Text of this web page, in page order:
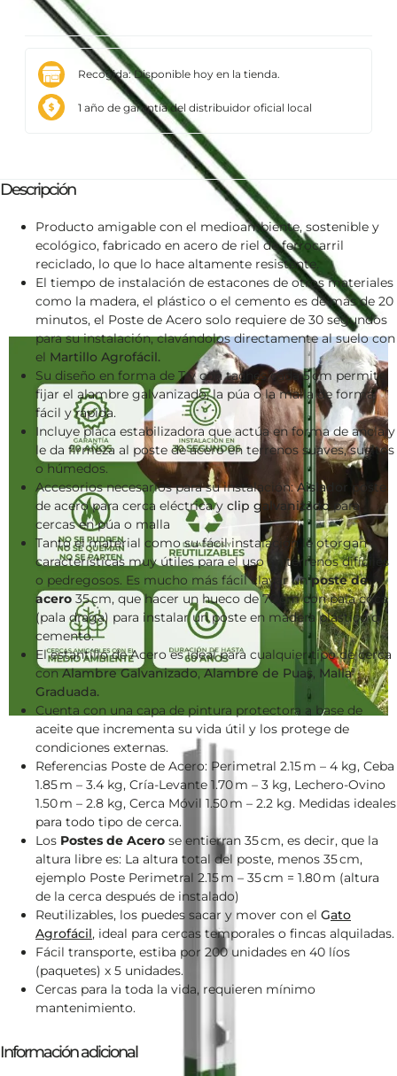
Recogida: Disponible hoy en la tienda.
1 año de garantía del distribuidor oficial local
Descripción
Producto amigable con el medioambiente, sostenible y
ecológico, fabricado en acero de riel de ferrocarril
reciclado, lo que lo hace altamente resistente.
El tiempo de instalación de estacones de otros materiales
como la madera, el plástico o el cemento es de más de 20
minutos, el Poste de Acero solo requiere de 30 segundos
para su instalación, clavándolos directamente al suelo con
el Martillo Agrofácil.
Su diseño en forma de T y con taches cada 5 cm permite
fijar el alambre galvanizado, la púa o la malla de forma
fácil y rápida.
Incluye placa estabilizadora que actúa en forma de ancla y
le da firmeza al poste de acero en terrenos suaves, sueltos
o húmedos.
Accesorios necesarios para su instalación:Aislador poste
de acero para cerca eléctrica y clip galvanizado para
cercas en púa o malla
Tanto el material como su fácil instalación le otorgan
características muy útiles para el uso en terrenos difíciles
o pedregosos. Es mucho más fácil clavar unposte de
acero 35 cm, que hacer un hueco de 70 cm con pala coca
(pala draga) para instalar un poste en madera plástico o
cemento.
El estantillo de Acero es ideal para cualquier tipo de cerca
conAlambre Galvanizado,Alambre de Puas, Malla
Graduada.
Cuenta con una capa de pintura protectora a base de
aceite que incrementa su vida útil y los protege de
condiciones externas.
Referencias Poste de Acero: Perimetral 2.15 m – 4 kg, Ceba
1.85 m – 3.4 kg, Cría-Levante 1.70 m – 3 kg, Lechero-Ovino
1.50 m – 2.8 kg, Cerca Móvil 1.50 m – 2.2 kg. Medidas ideales
para todo tipo de cerca.
Los Postes de Acero se entierran 35 cm, es decir, que la
altura libre es: La altura total del poste, menos 35 cm,
ejemplo Poste Perimetral 2.15 m – 35 cm = 1.80 m (altura
de la cerca después de instalado)
Reutilizables, los puedes sacar y mover con el Gato
Agrofácil, ideal para cercas temporales o fincas alquiladas.
Fácil transporte, estiba por 200 unidades en 40 líos
(paquetes) x 5 unidades.
Cercas para la toda la vida, requieren mínimo
mantenimiento.
Información adicional